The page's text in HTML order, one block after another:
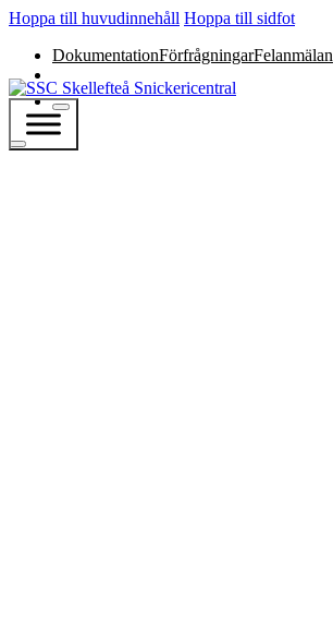
Hoppa till huvudinnehåll Hoppa till sidfot
DokumentationFörfrågningarFelanmälan